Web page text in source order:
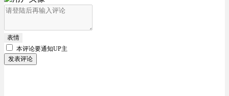
表情
本评论要通知UP主
发表评论